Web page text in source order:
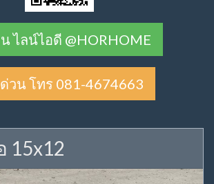
ไลน์ไอดี @HORHOME
วน โทร 081-4674663
15x12